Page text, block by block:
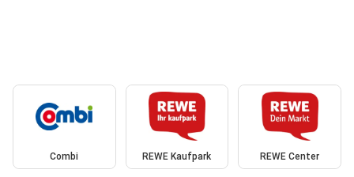
Combi REWE Kaufpark REWE Center